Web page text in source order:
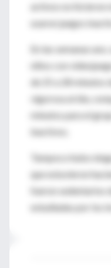
activos no hicieron
usaron juegos
En las semanas
niños con
de 25 a 28 minutos
vigorosa al día,
minutos para el
inactivos.
Tampoco hubo
que estuvieron
fueron sedentarios
estudiadas por los